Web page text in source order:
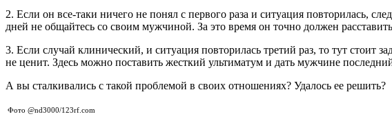
2. Если он все-таки ничего не понял с первого раза и ситуация повторилась,
дней не общайтесь со своим мужчиной. За это время он точно должен
3. Если случай клинический, и ситуация повторилась третий раз, то тут стоит
не ценит. Здесь можно поставить жесткий ультиматум и дать мужчине
А вы сталкивались с такой проблемой в своих отношениях? Удалось ее решить?
Фото @nd3000/123rf.com